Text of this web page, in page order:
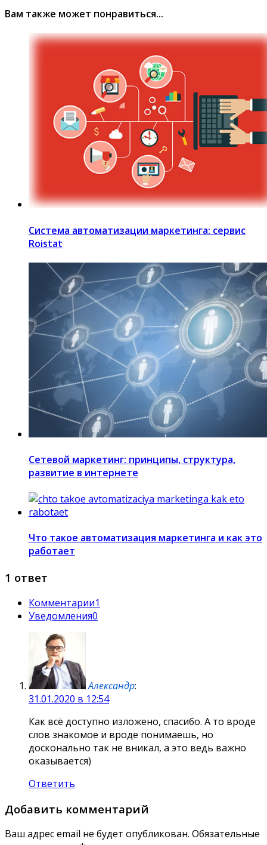
Вам также может понравиться...
Система автоматизации маркетинга: сервис
Roistat
Сетевой маркетинг: принципы, структура,
развитие в интернете
Что такое автоматизация маркетинга и как это
работает
1 ответ
Комментарии1
Уведомления0
Александр:
31.01.2020 в 12:54
Как всё доступно изложено, спасибо. А то вроде
слов знакомое и вроде понимаешь, но
досконально так не вникал, а это ведь важно
оказывается)
Ответить
Добавить комментарий
Ваш адрес email не будет опубликован. Обязательные